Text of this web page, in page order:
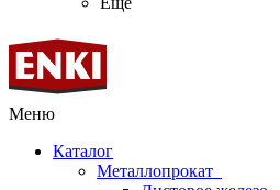
Меню
Каталог
Металлопрокат